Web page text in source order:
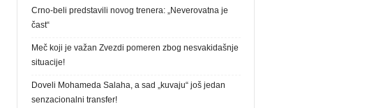
Crno-beli predstavili novog trenera: „Neverovatna je
čast“
Meč koji je važan Zvezdi pomeren zbog nesvakidašnje
situacije!
Doveli Mohameda Salaha, a sad „kuvaju“ još jedan
senzacionalni transfer!